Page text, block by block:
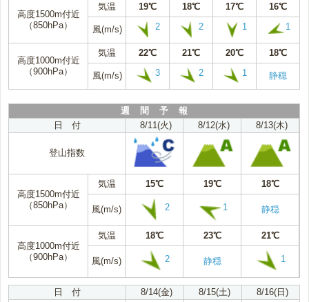
高度1500m付近
（850hPa）
気温 19℃ 18℃ 17℃ 16℃
風(m/s) 2 2 1 1
高度1000m付近
（900hPa）
気温 22℃ 21℃ 20℃ 18℃
風(m/s) 3 2 1 静穏
週 間 予 報
日 付
8/11(火) 8/12(水) 8/13(木)
登山指数
高度1500m付近
（850hPa）
気温 15℃ 19℃ 18℃
風(m/s) 2 1 静穏
高度1000m付近
（900hPa）
気温 18℃ 23℃ 21℃
風(m/s) 2 静穏 1
日 付 8/14(金) 8/15(土) 8/16(日)